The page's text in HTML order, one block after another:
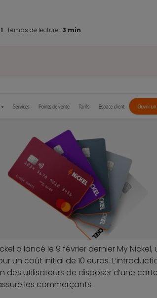
. Temps de lecture : 3 min
a lancé le 9 février dernier My Nickel,
un coût initial de 10 euros.
utilisateurs de disposer d’une carte
les commerçants.